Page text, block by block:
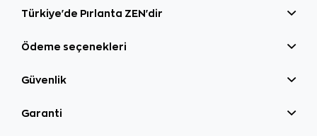
Türkiye'de Pırlanta ZEN'dir
Ödeme seçenekleri
Güvenlik
Garanti